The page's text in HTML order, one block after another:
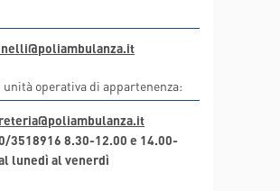
operativa di appartenenza:
3518916 8.30-12.00 e 14.00-
lunedì al venerdì